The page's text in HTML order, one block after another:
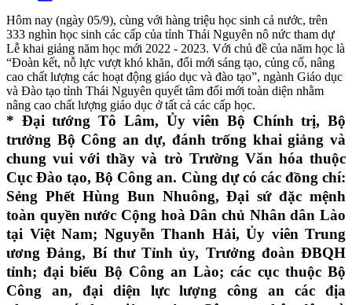
Hôm nay (ngày 05/9), cùng với hàng triệu học sinh cả nước, trên
333 nghìn học sinh các cấp của tỉnh Thái Nguyên nô nức tham dự
Lễ khai giảng năm học mới 2022 - 2023. Với chủ đề của năm học là
“Đoàn kết, nỗ lực vượt khó khăn, đổi mới sáng tạo, củng cố, nâng
cao chất lượng các hoạt động giáo dục và đào tạo”, ngành Giáo dục
và Đào tạo tỉnh Thái Nguyên quyết tâm đổi mới toàn diện nhằm
nâng cao chất lượng giáo dục ở tất cả các cấp học.
* Đại tướng Tô Lâm, Ủy viên Bộ Chính trị, Bộ
trưởng Bộ Công an dự, đánh trống khai giảng và
chung vui với thầy và trò Trường Văn hóa thuộc
Cục Đào tạo, Bộ Công an. Cùng dự có các đồng chí:
Sẻng Phết Hùng Bun Nhuông, Đại sứ đặc mệnh
toàn quyền nước Cộng hoà Dân chủ Nhân dân Lào
tại Việt Nam; Nguyễn Thanh Hải, Ủy viên Trung
ương Đảng, Bí thư Tỉnh ủy, Trưởng đoàn ĐBQH
tỉnh; đại biểu Bộ Công an Lào; các cục thuộc Bộ
Công an, đại diện lực lượng công an các địa